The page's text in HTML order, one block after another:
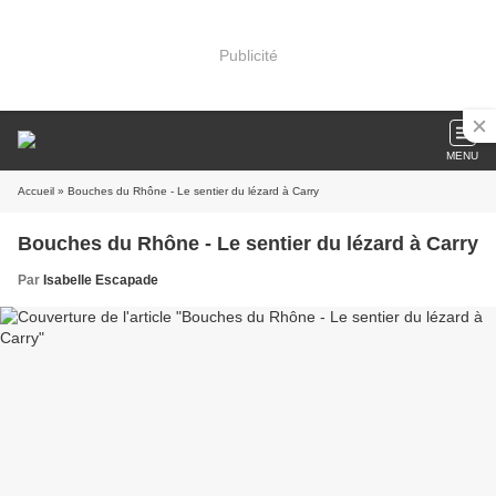
Publicité
MENU
Accueil » Bouches du Rhône - Le sentier du lézard à Carry
Bouches du Rhône - Le sentier du lézard à Carry
Par Isabelle Escapade